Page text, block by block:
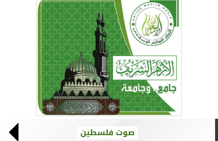
صوت فلسطين